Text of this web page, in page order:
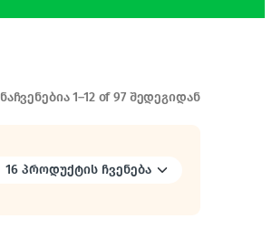
ნაჩვენებია 1–12 of 97 შედეგიდან